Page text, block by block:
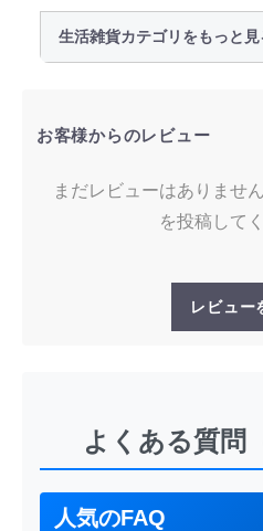
生活雑貨カテゴリをもっと見
お客様からのレビュー
まだレビューはありませ
を投稿して
レビュー
よくある質問
人気のFAQ